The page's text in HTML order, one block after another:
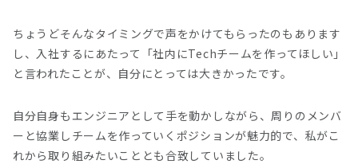
ちょうどそんなタイミングで声をかけてもらったのもあります
し、入社するにあたって「社内にTechチームを作ってほしい」
と言われたことが、自分にとっては大きかったです。
自分自身もエンジニアとして手を動かしながら、周りのメンバ
ーと協業しチームを作っていくポジションが魅力的で、私がこ
れから取り組みたいこととも合致していました。